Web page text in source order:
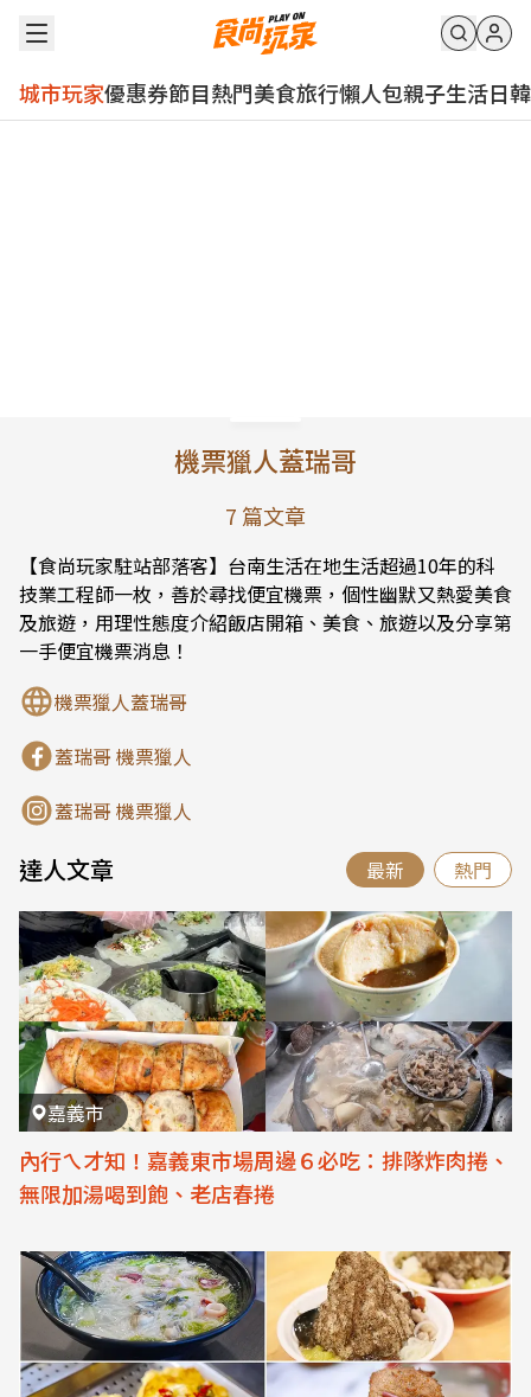
城市玩家優惠券節目熱門美食旅行懶人包親子生活日韓
達人文章 最新 熱門
嘉義市
內行ㄟ才知！嘉義東市場周邊６必吃：排隊炸肉捲、
無限加湯喝到飽、老店春捲
機票獵人蓋瑞哥
7 篇文章
【食尚玩家駐站部落客】台南生活在地生活超過10年的科
技業工程師一枚，善於尋找便宜機票，個性幽默又熱愛美食
及旅遊，用理性態度介紹飯店開箱、美食、旅遊以及分享第
一手便宜機票消息！
機票獵人蓋瑞哥
蓋瑞哥 機票獵人
蓋瑞哥 機票獵人